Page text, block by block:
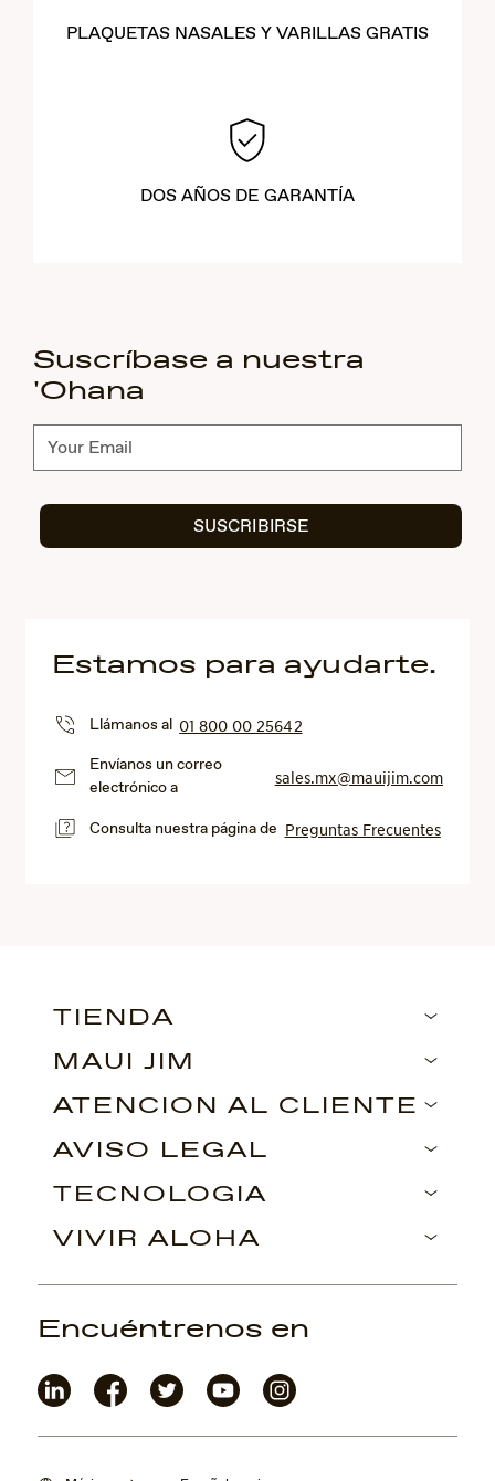
PLAQUETAS NASALES Y VARILLAS GRATIS
DOS AÑOS DE GARANTÍA
Suscríbase a nuestra
'Ohana
Suscríbete
SUSCRIBIRSE
Estamos para ayudarte.
Llámanos al01 800 00 25642
Envíanos un correo
electrónico a
sales.mx@mauijim.com
Consulta nuestra página de Preguntas Frecuentes
TIENDA
MAUI JIM
ATENCIÓN AL CLIENTE
AVISO LEGAL
TECNOLOGÍA
VIVIR ALOHA
Encuéntrenos en